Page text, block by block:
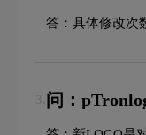
答：具体修改次
3. 问：